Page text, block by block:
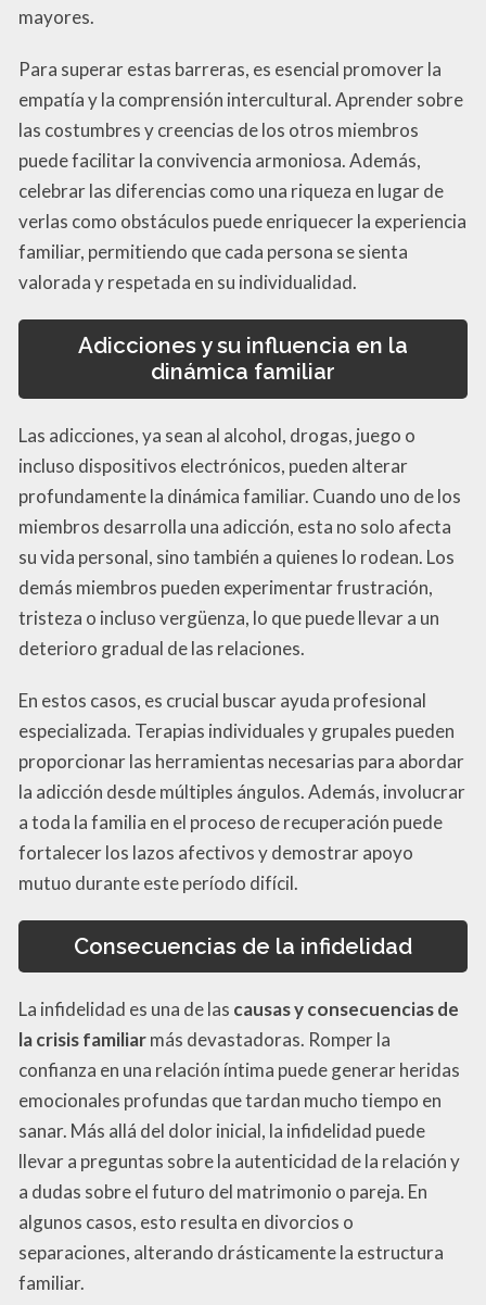
mayores.
Para superar estas barreras, es esencial promover la
empatía y la comprensión intercultural. Aprender sobre
las costumbres y creencias de los otros miembros
puede facilitar la convivencia armoniosa. Además,
celebrar las diferencias como una riqueza en lugar de
verlas como obstáculos puede enriquecer la experiencia
familiar, permitiendo que cada persona se sienta
valorada y respetada en su individualidad.
Adicciones y su influencia en la
dinámica familiar
Las adicciones, ya sean al alcohol, drogas, juego o
incluso dispositivos electrónicos, pueden alterar
profundamente la dinámica familiar. Cuando uno de los
miembros desarrolla una adicción, esta no solo afecta
su vida personal, sino también a quienes lo rodean. Los
demás miembros pueden experimentar frustración,
tristeza o incluso vergüenza, lo que puede llevar a un
deterioro gradual de las relaciones.
En estos casos, es crucial buscar ayuda profesional
especializada. Terapias individuales y grupales pueden
proporcionar las herramientas necesarias para abordar
la adicción desde múltiples ángulos. Además, involucrar
a toda la familia en el proceso de recuperación puede
fortalecer los lazos afectivos y demostrar apoyo
mutuo durante este período difícil.
Consecuencias de la infidelidad
La infidelidad es una de las causas y consecuencias de
la crisis familiarmás devastadoras. Romper la
confianza en una relación íntima puede generar heridas
emocionales profundas que tardan mucho tiempo en
sanar. Más allá del dolor inicial, la infidelidad puede
llevar a preguntas sobre la autenticidad de la relación y
a dudas sobre el futuro del matrimonio o pareja. En
algunos casos, esto resulta en divorcios o
separaciones, alterando drásticamente la estructura
familiar.